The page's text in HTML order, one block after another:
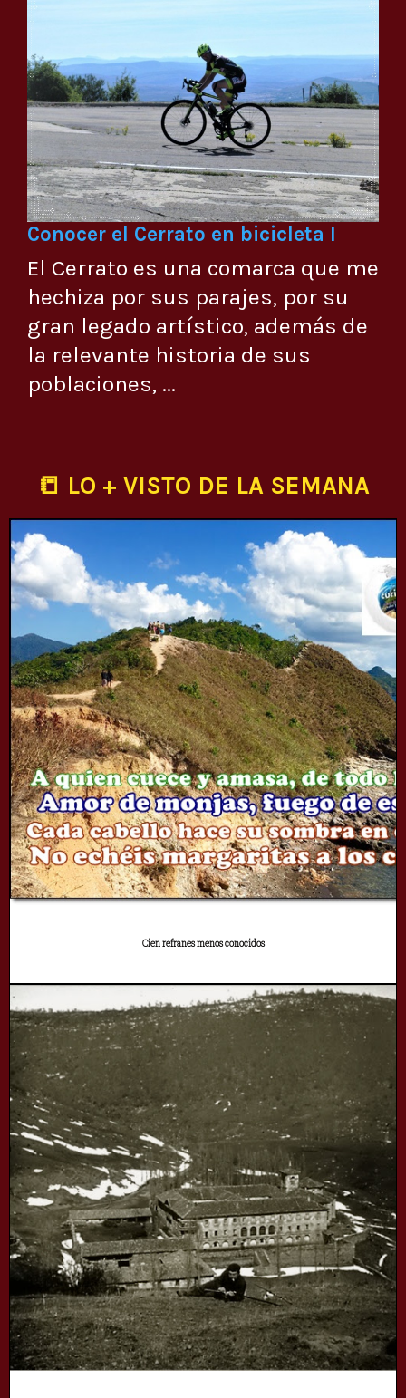
Conocer el Cerrato en bicicleta I
El Cerrato es una comarca que me
hechiza por sus parajes, por su
gran legado artístico, además de
la relevante historia de sus
poblaciones, ...
📒 LO + VISTO DE LA SEMANA
Cien refranes menos conocidos